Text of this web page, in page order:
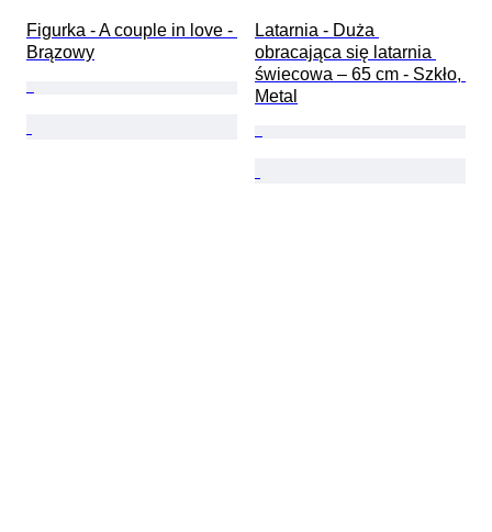
Figurka - A couple in love -
Brązowy
Latarnia - Duża
obracająca się latarnia
świecowa – 65 cm - Szkło,
Metal